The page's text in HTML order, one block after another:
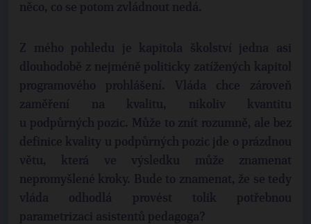
něco, co se potom zvládnout nedá.
Z mého pohledu je kapitola školství jedna asi
dlouhodobě z nejméně politicky zatížených kapitol
programového prohlášení. Vláda chce zároveň
zaměření na kvalitu, nikoliv kvantitu
u podpůrných pozic. Může to znít rozumně, ale bez
definice kvality u podpůrných pozic jde o prázdnou
větu, která ve výsledku může znamenat
nepromyšlené kroky. Bude to znamenat, že se tedy
vláda odhodlá provést tolik potřebnou
parametrizaci asistentů pedagoga?